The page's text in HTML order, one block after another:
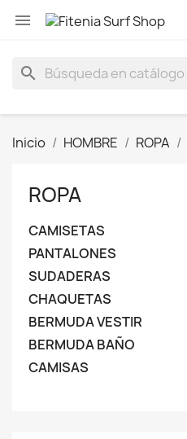

search
Inicio HOMBRE ROPA
ROPA
CAMISETAS
PANTALONES
SUDADERAS
CHAQUETAS
BERMUDA VESTIR
BERMUDA BAÑO
CAMISAS